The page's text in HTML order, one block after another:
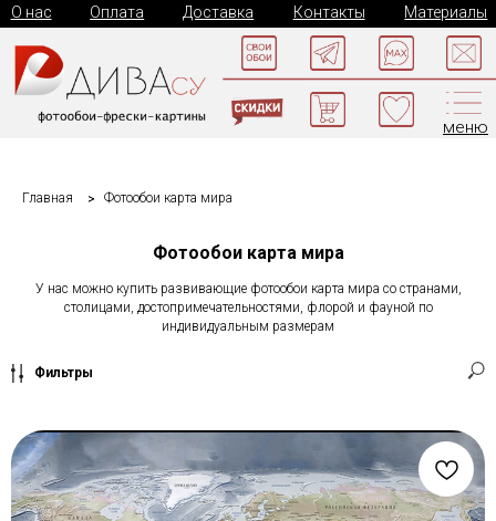
Контакты Материалы
О нас Доставка
Оплата
меню
Главная Фотообои карта мира
Фотообои карта мира
У нас можно купить развивающие фотообои карта мира со странами,
столицами, достопримечательностями, флорой и фауной по
индивидуальным размерам
Фильтры